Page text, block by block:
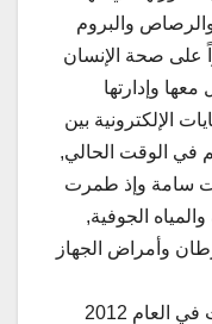
والبروم
على صحة الإنسان
معها وإدارتها
الإلكترونية بين
في الوقت الحالي,
سامة وإذ طمرت
الجوفية,
وأمراض الجهاز
الجدير بالذكر أن هذه الحملة انطلقت في العام 2012